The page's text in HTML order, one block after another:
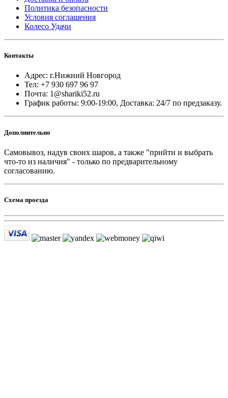
Политика безопасности
Условия соглашения
Колесо Удачи
Контакты
Адрес: г.Нижний Новгород
Тел: +7 930 697 96 97
Почта: 1@shariki52.ru
График работы: 9:00-19:00, Доставка: 24/7 по предзаказу.
Дополнительно
Самовывоз, надув своих шаров, а также "прийти и выбрать
что-то из наличия" - только по предварительному
согласованию.
Схема проезда